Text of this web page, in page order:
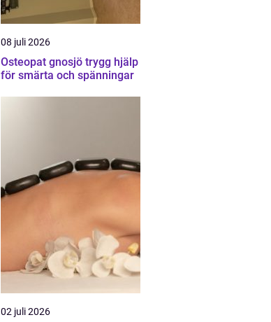
08 juli 2026
Osteopat gnosjö trygg hjälp
för smärta och spänningar
02 juli 2026